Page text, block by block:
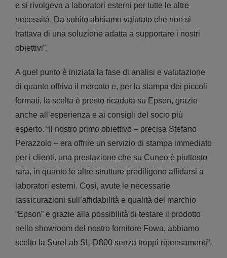
e si rivolgeva a laboratori esterni per tutte le altre
necessità. Da subito abbiamo valutato che non si
trattava di una soluzione adatta a supportare i nostri
obiettivi”.
A quel punto è iniziata la fase di analisi e valutazione
di quanto offriva il mercato e, per la stampa dei piccoli
formati, la scelta è presto ricaduta su Epson, grazie
anche all’esperienza e ai consigli del socio più
esperto. “Il nostro primo obiettivo – precisa Stefano
Perazzolo – era offrire un servizio di stampa immediato
per i clienti, una prestazione che su Cuneo è piuttosto
rara, in quanto le altre strutture prediligono affidarsi a
laboratori esterni. Così, avute le necessarie
rassicurazioni sull’affidabilità e qualità del marchio
“Epson” e grazie alla possibilità di testare il prodotto
nello showroom del nostro fornitore Fowa, abbiamo
scelto la SureLab SL-D800 senza troppi ripensamenti”.